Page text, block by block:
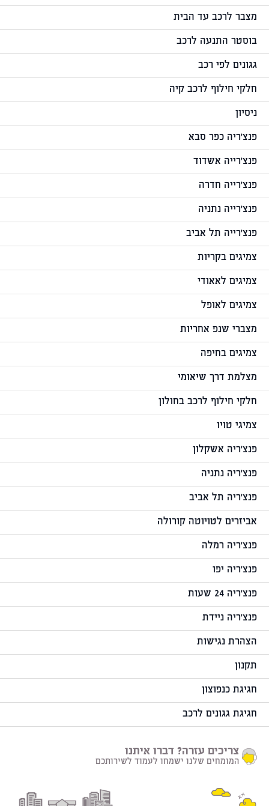
מצבר לרכב עד הבית
בוסטר התנעה לרכב
גגונים לפי רכב
חלקי חילוף לרכב קיה
ניסיון
פנצ'ריה כפר סבא
פנצ'רייה אשדוד
פנצ'רייה חדרה
פנצ'רייה נתניה
פנצ'רייה תל אביב
צמיגים בקריות
צמיגים לאאודי
צמיגים לאופל
מצברי שנפ אחריות
צמיגים בחיפה
מצלמת דרך שיאומי
חלקי חילוף לרכב בחולון
צמיגי טויו
פנצ'ריה אשקלון
פנצ'ריה נתניה
פנצ'ריה תל אביב
אביזרים לטויוטה קורולה
פנצ'ריה רמלה
פנצ'ריה יפו
פנצ'ריה 24 שעות
פנצ'ריה ניידת
הצהרת נגישות
תקנון
חגיגת כנפוצון
חגיגת גגונים לרכב
צריכים עזרה? דברו איתנו
המומחים שלנו ישמחו לעמוד לשירותכם